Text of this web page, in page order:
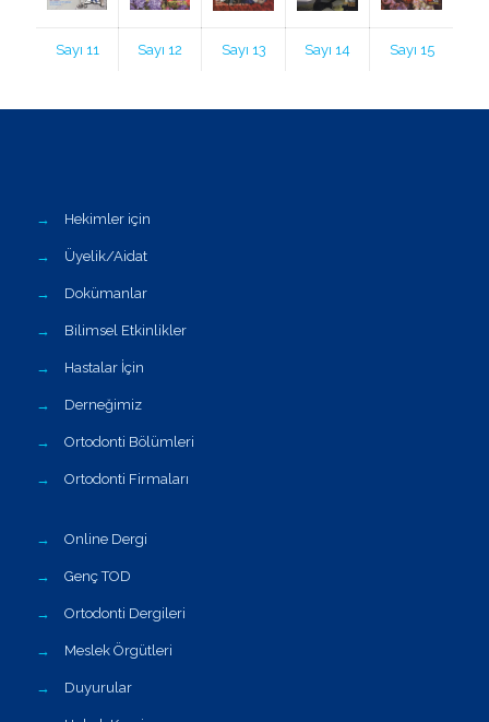
Sayı 11 Sayı 12 Sayı 13 Sayı 14 Sayı 15
→ Hekimler için
→ Üyelik/Aidat
→ Dokümanlar
→ Bilimsel Etkinlikler
→ Hastalar İçin
→ Derneğimiz
→ Ortodonti Bölümleri
→ Ortodonti Firmaları
→ Online Dergi
→ Genç TOD
→ Ortodonti Dergileri
→ Meslek Örgütleri
→ Duyurular